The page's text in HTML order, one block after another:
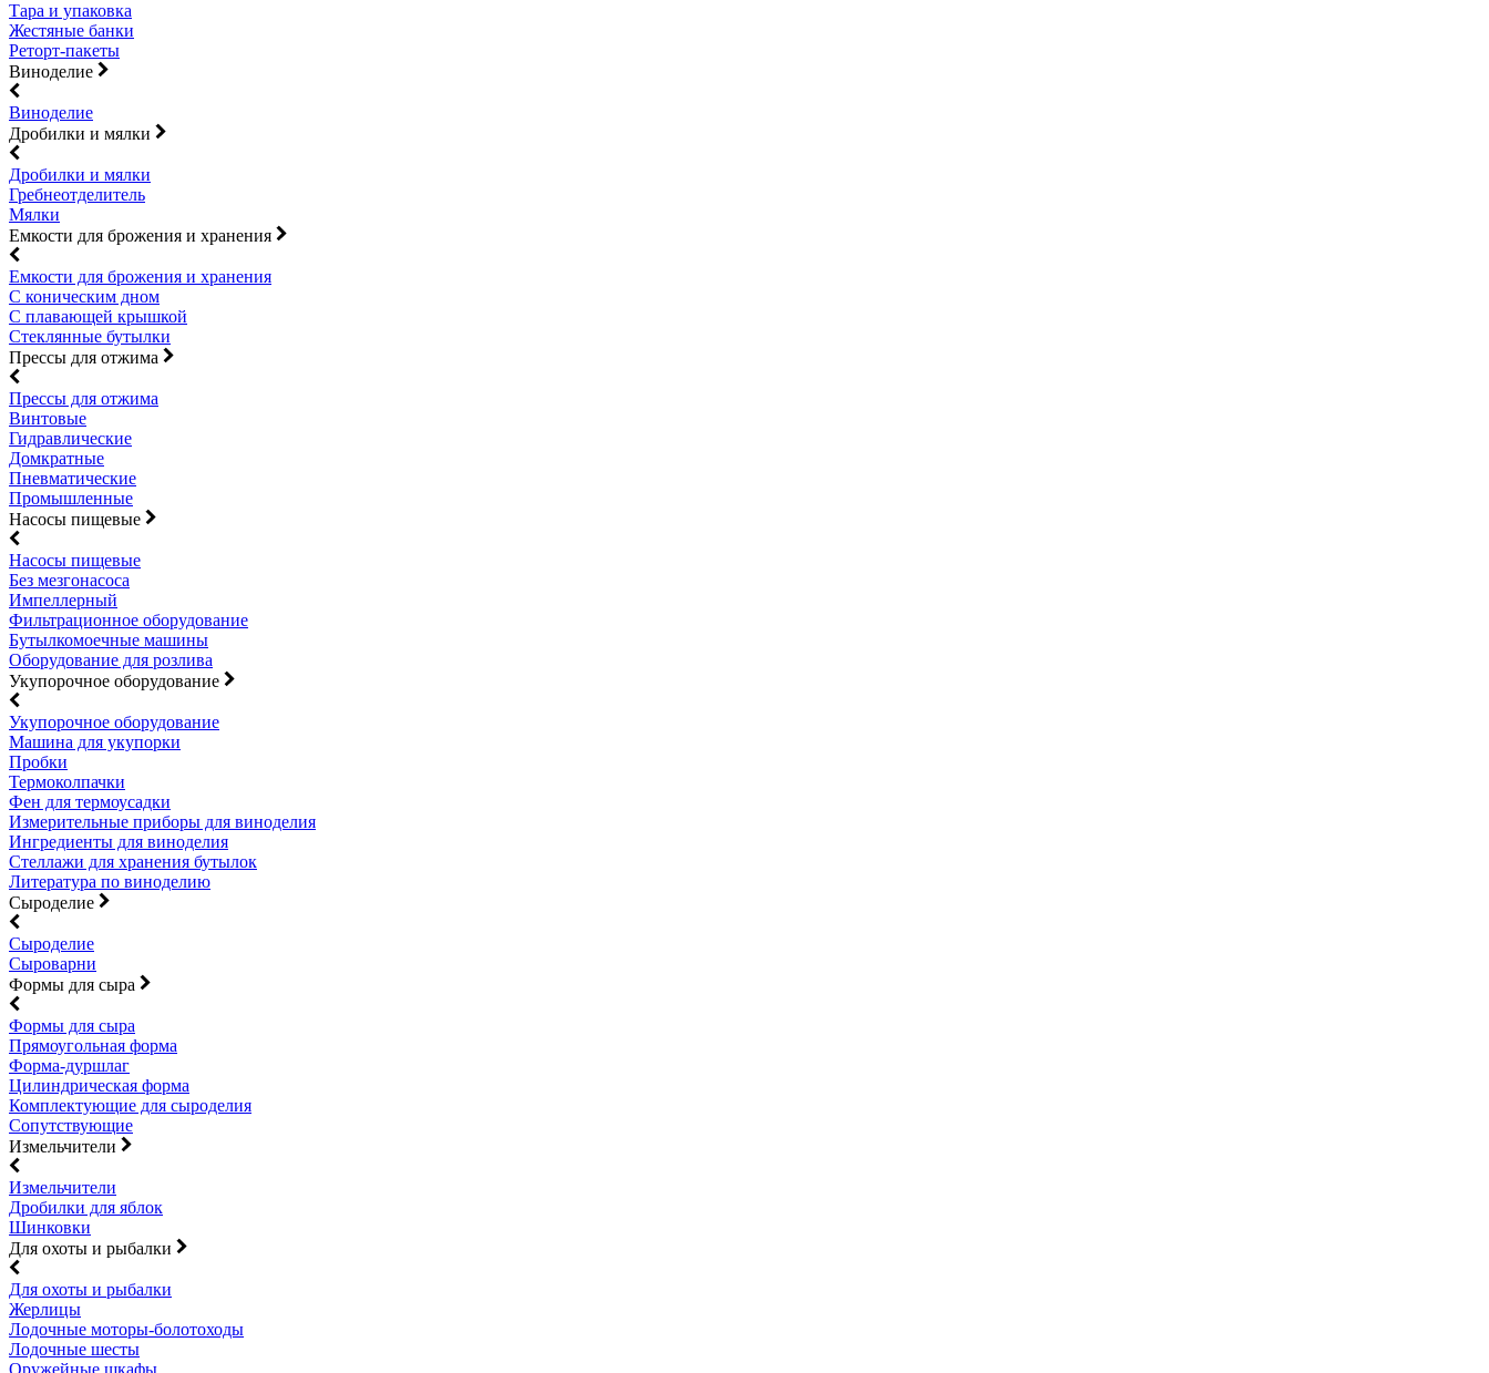
Тара и упаковка
Жестяные банки
Реторт-пакеты
Виноделие
Виноделие
Дробилки и мялки
Дробилки и мялки
Гребнеотделитель
Мялки
Емкости для брожения и хранения
Емкости для брожения и хранения
С коническим дном
С плавающей крышкой
Стеклянные бутылки
Прессы для отжима
Прессы для отжима
Винтовые
Гидравлические
Домкратные
Пневматические
Промышленные
Насосы пищевые
Насосы пищевые
Без мезгонасоса
Импеллерный
Фильтрационное оборудование
Бутылкомоечные машины
Оборудование для розлива
Укупорочное оборудование
Укупорочное оборудование
Машина для укупорки
Пробки
Термоколпачки
Фен для термоусадки
Измерительные приборы для виноделия
Ингредиенты для виноделия
Стеллажи для хранения бутылок
Литература по виноделию
Сыроделие
Сыроделие
Сыроварни
Формы для сыра
Формы для сыра
Прямоугольная форма
Форма-дуршлаг
Цилиндрическая форма
Комплектующие для сыроделия
Сопутствующие
Измельчители
Измельчители
Дробилки для яблок
Шинковки
Для охоты и рыбалки
Для охоты и рыбалки
Жерлицы
Лодочные моторы-болотоходы
Лодочные шесты
Оружейные шкафы